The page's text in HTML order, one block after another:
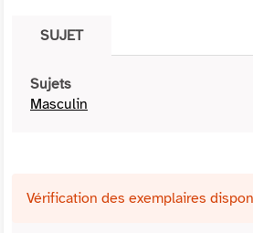
SUJET
Sujets
Masculin
Vérification des exemplaires